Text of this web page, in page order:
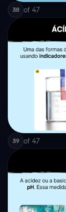
38 of 47
39 of 47